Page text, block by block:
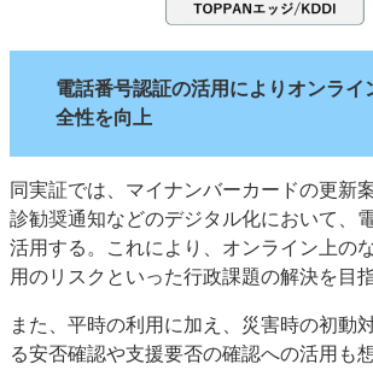
購読・購入申し込み
サイト
電話番号認証の活用によりオンライ
全性を向上
同実証では、マイナンバーカードの更新
診勧奨通知などのデジタル化において、
活用する。これにより、オンライン上の
用のリスクといった行政課題の解決を目指
また、平時の利用に加え、災害時の初動
る安否確認や支援要否の確認への活用も